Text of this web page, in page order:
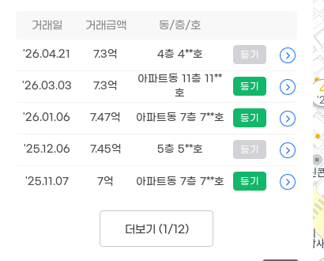
거래일 거래금액 동/층/호
'26.04.21 7.3억 4층 4**호 등기
'26.03.03 7.3억
아파트동 11층 11**
호
등기
'26.01.06 7.47억 아파트동 7층 7**호 등기
'25.12.06 7.45억 5층 5**호 등기
'25.11.07 7억 아파트동 7층 7**호 등기
더보기 (1/12)